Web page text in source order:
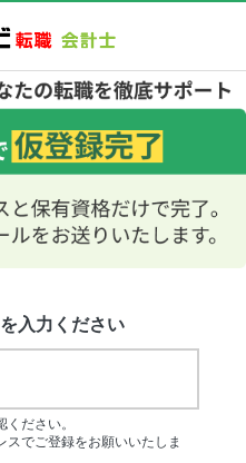
入力ください
ださい。
でご登録をお願いいたしま